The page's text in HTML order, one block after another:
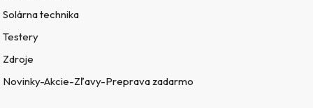
Solárna technika
Testery
Zdroje
Novinky-Akcie-Zľavy-Preprava zadarmo